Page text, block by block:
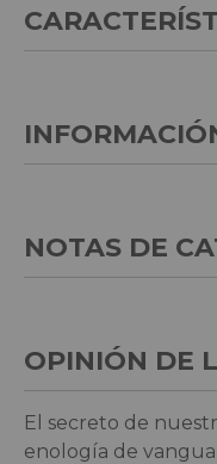
NOTAS DE
OPINIÓN DE
El secreto de
enología de